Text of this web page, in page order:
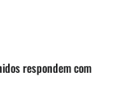
respondem com